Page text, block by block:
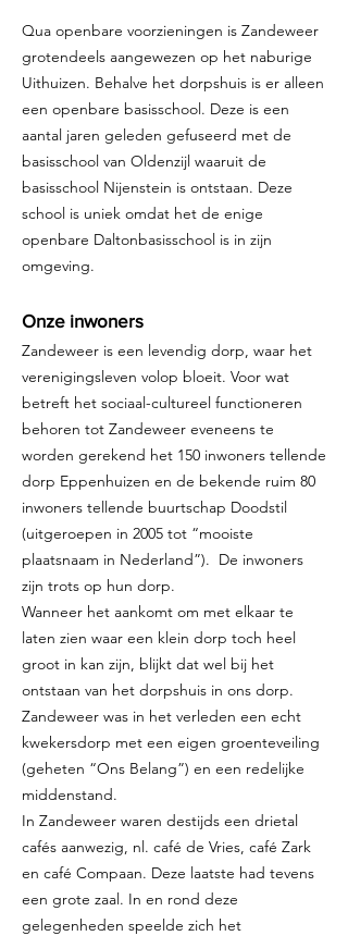
Qua openbare voorzieningen is Zandeweer
grotendeels aangewezen op het naburige
Uithuizen. Behalve het dorpshuis is er alleen
een openbare basisschool. Deze is een
aantal jaren geleden gefuseerd met de
basisschool van Oldenzijl waaruit de
basisschool Nijenstein is ontstaan. Deze
school is uniek omdat het de enige
openbare Daltonbasisschool is in zijn
omgeving.
Onze inwoners
Zandeweer is een levendig dorp, waar het
verenigingsleven volop bloeit. Voor wat
betreft het sociaal-cultureel functioneren
behoren tot Zandeweer eveneens te
worden gerekend het 150 inwoners tellende
dorp Eppenhuizen en de bekende ruim 80
inwoners tellende buurtschap Doodstil
(uitgeroepen in 2005 tot “mooiste
plaatsnaam in Nederland”). De inwoners
zijn trots op hun dorp.
Wanneer het aankomt om met elkaar te
laten zien waar een klein dorp toch heel
groot in kan zijn, blijkt dat wel bij het
ontstaan van het dorpshuis in ons dorp.
Zandeweer was in het verleden een echt
kwekersdorp met een eigen groenteveiling
(geheten “Ons Belang”) en een redelijke
middenstand.
In Zandeweer waren destijds een drietal
cafés aanwezig, nl. café de Vries, café Zark
en café Compaan. Deze laatste had tevens
een grote zaal. In en rond deze
gelegenheden speelde zich het